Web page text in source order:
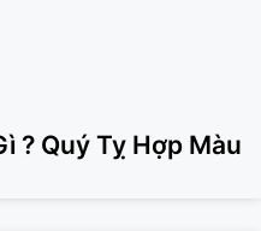
? Quý Tỵ Hợp Màu